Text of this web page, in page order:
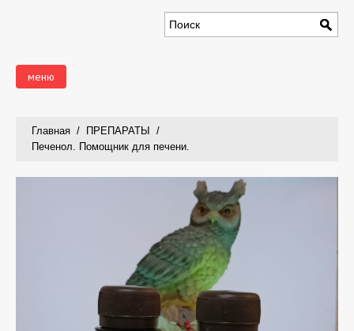
меню
ИСТОРИЯ
Главная / ПРЕПАРАТЫ
/
Печенол. Помощник для печени.